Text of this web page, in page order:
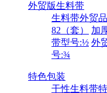
外贸版生料带
生料带外贸
82（套）
加
带型号:½ 外
号:¾
特色包装
干性生料带